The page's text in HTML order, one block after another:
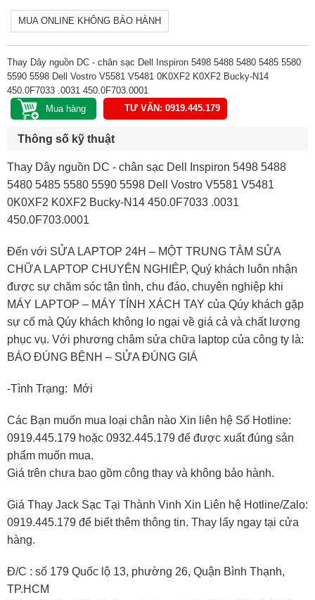
MUA ONLINE KHÔNG BẢO HÀNH
Thay Dây nguồn DC - chân sạc Dell Inspiron 5498 5488 5480 5485 5580
5590 5598 Dell Vostro V5581 V5481 0K0XF2 K0XF2 Bucky-N14
450.0F7033 .0031 450.0F703.0001
TƯ VẤN: 0919.445.179
Thông số kỹ thuật
Thay Dây nguồn DC - chân sạc Dell Inspiron 5498 5488
5480 5485 5580 5590 5598 Dell Vostro V5581 V5481
0K0XF2 K0XF2 Bucky-N14 450.0F7033 .0031
450.0F703.0001
Đến với SỬA LAPTOP 24H – MỘT TRUNG TÂM SỬA
CHỮA LAPTOP CHUYÊN NGHIÊP, Quý khách luôn nhận
được sự chăm sóc tận tình, chu đáo, chuyên nghiệp khi
MÁY LAPTOP – MÁY TÍNH XÁCH TAY của Qúy khách gặp
sự cố mà Qúy khách không lo ngại về giá cả và chất lượng
phục vụ. Với phương châm sửa chữa laptop của công ty là:
BÁO ĐÚNG BỆNH – SỬA ĐÚNG GIÁ
-Tình Trạng: Mới
Các Bạn muốn mua loại chân nào Xin liên hệ Số Hotline:
0919.445.179 hoặc 0932.445.179 để được xuất đúng sản
phẩm muốn mua.
Giá trên chưa bao gồm công thay và không bảo hành.
Giá Thay Jack Sạc Tại Thành Vinh Xin Liên hệ Hotline/Zalo:
0919.445.179 để biết thêm thông tin. Thay lấy ngay tại cửa
hàng.
Đ/C : số 179 Quốc lộ 13, phường 26, Quận Bình Thạnh,
TP.HCM